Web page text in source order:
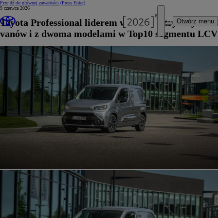
Przejdź do głównej zawartości (Press Enter)
Otwórz menu
9 czerwca 2026
Toyota Professional liderem wśród elektrycznych
vanów i z dwoma modelami w Top10 segmentu LCV